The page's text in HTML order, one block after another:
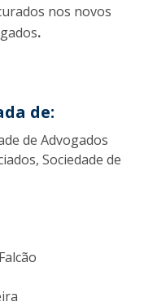
nos novos
.
de:
de Advogados
Sociedade de